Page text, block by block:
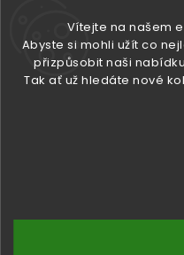
Vítejte na našem
Abyste si mohli užít co
přizpůsobit naši
Tak ať už hledáte nové